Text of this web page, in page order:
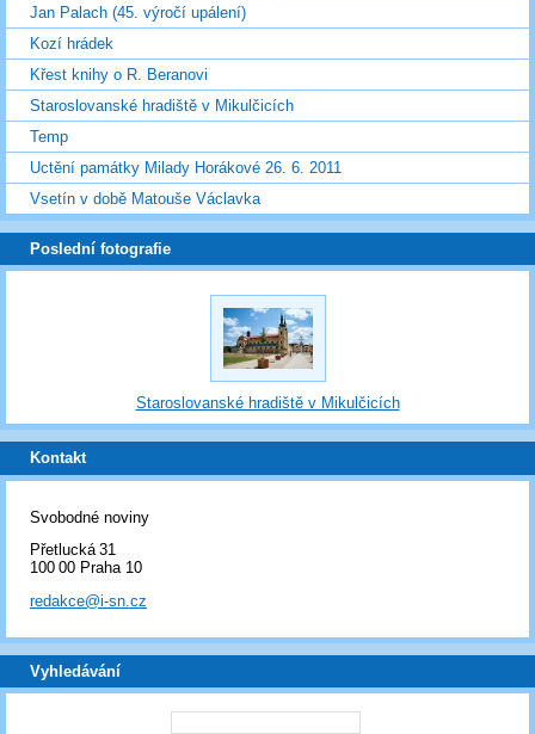
Jan Palach (45. výročí upálení)
Kozí hrádek
Křest knihy o R. Beranovi
Staroslovanské hradiště v Mikulčicích
Temp
Uctění památky Milady Horákové 26. 6. 2011
Vsetín v době Matouše Václavka
Poslední fotografie
Staroslovanské hradiště v Mikulčicích
Kontakt
Svobodné noviny
Přetlucká 31
100 00 Praha 10
redakce@i-sn.cz
Vyhledávání